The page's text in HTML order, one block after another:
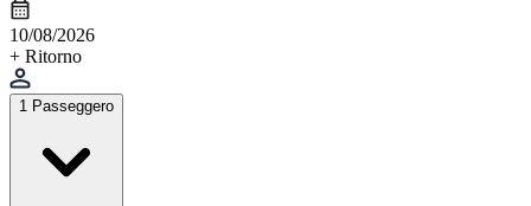
10/08/2026
+ Ritorno
1 Passeggero